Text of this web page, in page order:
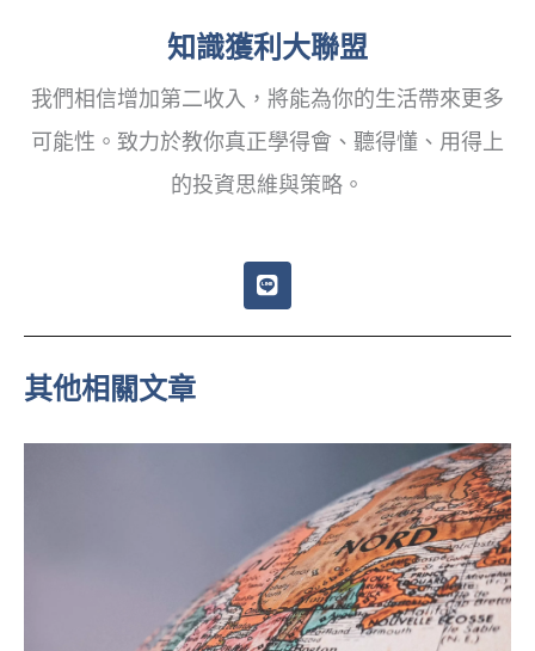
知識獲利大聯盟
我們相信增加第二收入，將能為你的生活帶來更多
可能性。致力於教你真正學得會、聽得懂、用得上
的投資思維與策略。
L
i
e
其他相關文章